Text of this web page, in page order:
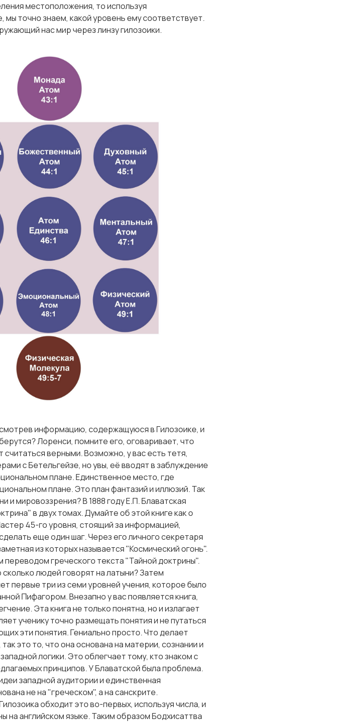
местоположения, то используя
мы точно знаем, какой уровень ему соответствует.
нас мир через линзу гилозоики.
информацию, содержащуюся в Гилозоике, и
Лоренси, помните его, оговаривает, что
верными. Возможно, у вас есть тетя,
с Бетельгейзе, но увы, её вводят в заблуждение
плане. Единственное место, где
плане. Это план фантазий и иллюзий. Так
и мировоззрения? В 1888 году Е.П. Блаватская
в двух томах. Думайте об этой книге как о
45-го уровня, стоящий за информацией,
еще один шаг. Через его личного секретаря
из которых называется "Космический огонь".
переводом греческого текста "Тайной доктрины".
людей говорят на латыни? Затем
первые три из семи уровней учения, которое было
Пифагором. Внезапно у вас появляется книга,
Эта книга не только понятна, но и излагает
ученику точно размещать понятия и не путаться
эти понятия. Гениально просто. Что делает
это то, что она основана на материи, сознании и
логики. Это облегчает тому, кто знаком с
принципов. У Блаватской была проблема.
западной аудитории и единственная
не на "греческом", а на санскрите.
обходит это во-первых, используя числа, и
на английском языке. Таким образом Бодхисаттва